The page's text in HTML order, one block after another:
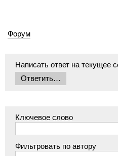
Форум
Написать ответ на текущее
Ключевое слово
Фильтровать по автору